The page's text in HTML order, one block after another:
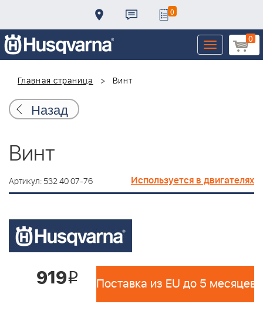
0
0
Toggle
navigation
Главная страница
Винт
Назад
Винт
Артикул: 532 40 07-76 Используется в двигателях
919i Поставка из EU до 5 месяцев